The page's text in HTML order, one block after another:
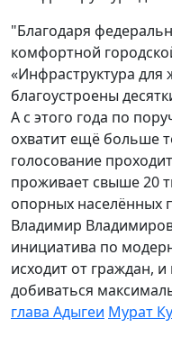
"Благодаря
комфортной
«Инфраструктура для
благоустроены
А с этого года по
охватит ещё больше
голосование
проживает свыше 20
опорных населённых
Владимир
инициатива по
исходит от граждан,
добиваться
глава Адыгеи Мурат